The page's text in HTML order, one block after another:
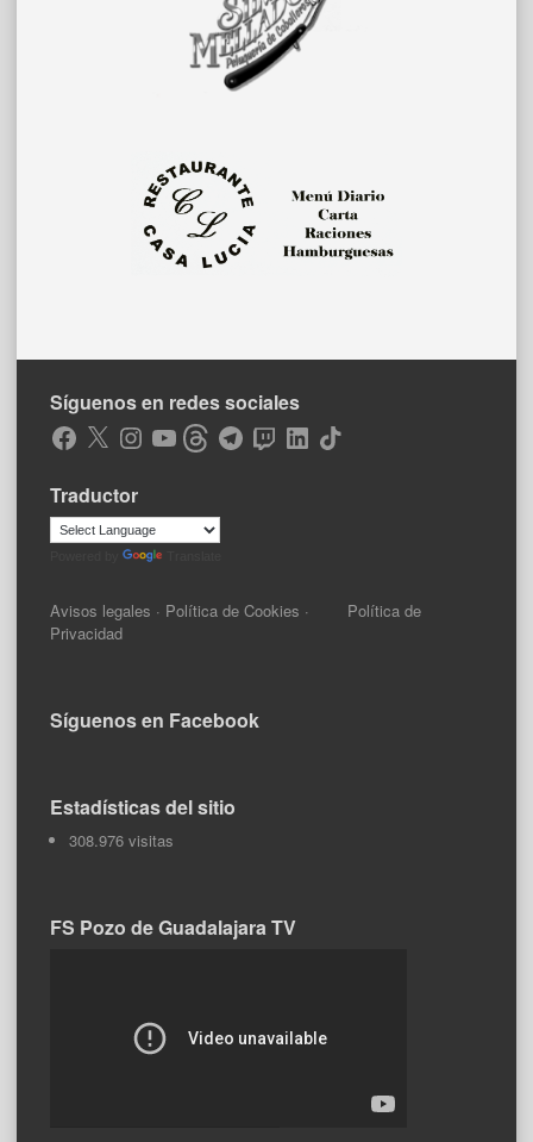
Síguenos en redes sociales
Facebook
X Instagram
YouTubeThreadsTelegramTwitchLinkedIn
TikTok
Traductor
Avisos legales · Política de Cookies · Política de
Privacidad
Síguenos en Facebook
Estadísticas del sitio
308.976 visitas
FS Pozo de Guadalajara TV